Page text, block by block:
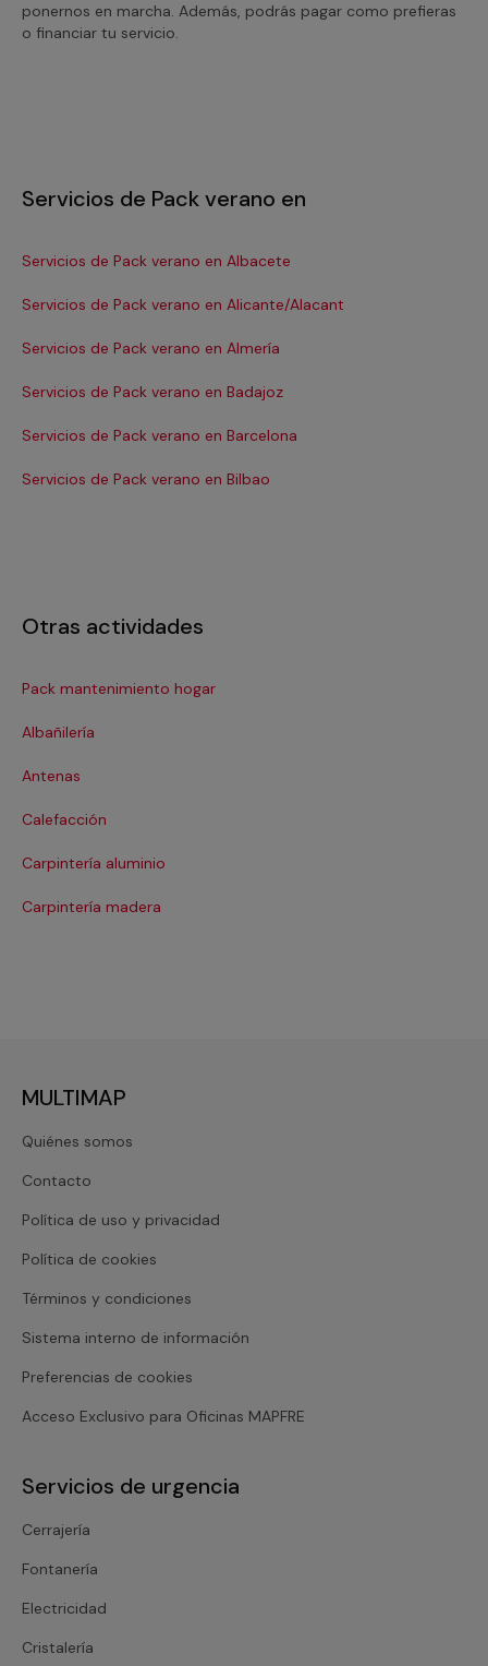
ponernos en marcha. Además, podrás pagar como prefieras
o financiar tu servicio.
Servicios de Pack verano en
Servicios de Pack verano en Albacete
Servicios de Pack verano en Alicante/Alacant
Servicios de Pack verano en Almería
Servicios de Pack verano en Badajoz
Servicios de Pack verano en Barcelona
Servicios de Pack verano en Bilbao
Otras actividades
Pack mantenimiento hogar
Albañilería
Antenas
Calefacción
Carpintería aluminio
Carpintería madera
MULTIMAP
Quiénes somos
Contacto
Política de uso y privacidad
Política de cookies
Términos y condiciones
Sistema interno de información
Preferencias de cookies
Acceso Exclusivo para Oficinas MAPFRE
Servicios de urgencia
Cerrajería
Fontanería
Electricidad
Cristalería